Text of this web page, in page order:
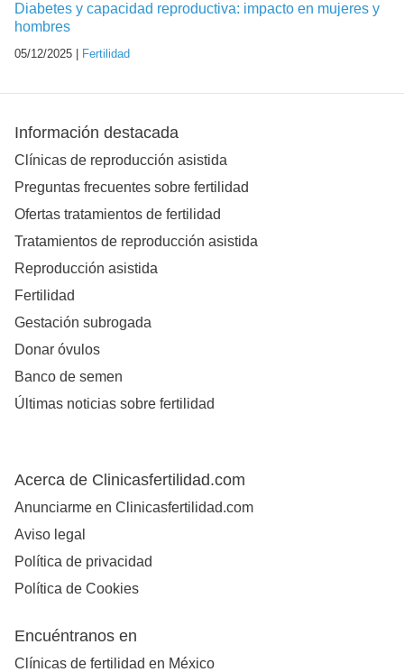
Diabetes y capacidad reproductiva: impacto en mujeres y
hombres
05/12/2025 | Fertilidad
Información destacada
Clínicas de reproducción asistida
Preguntas frecuentes sobre fertilidad
Ofertas tratamientos de fertilidad
Tratamientos de reproducción asistida
Reproducción asistida
Fertilidad
Gestación subrogada
Donar óvulos
Banco de semen
Últimas noticias sobre fertilidad
Acerca de Clinicasfertilidad.com
Anunciarme en Clinicasfertilidad.com
Aviso legal
Política de privacidad
Política de Cookies
Encuéntranos en
Clínicas de fertilidad en México